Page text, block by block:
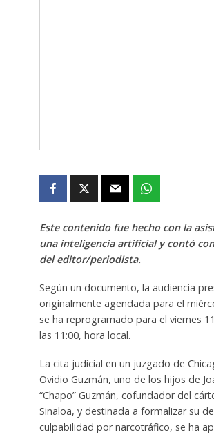
Este contenido fue hecho con la
una inteligencia artificial y contó
del editor/periodista.
Según un documento, la audiencia
originalmente agendada para el
se ha reprogramado para el viernes
las 11:00, hora local.
La cita judicial en un juzgado de
Ovidio Guzmán, uno de los hijos de
“Chapo” Guzmán, cofundador del
Sinaloa, y destinada a formalizar su
culpabilidad por narcotráfico, se ha